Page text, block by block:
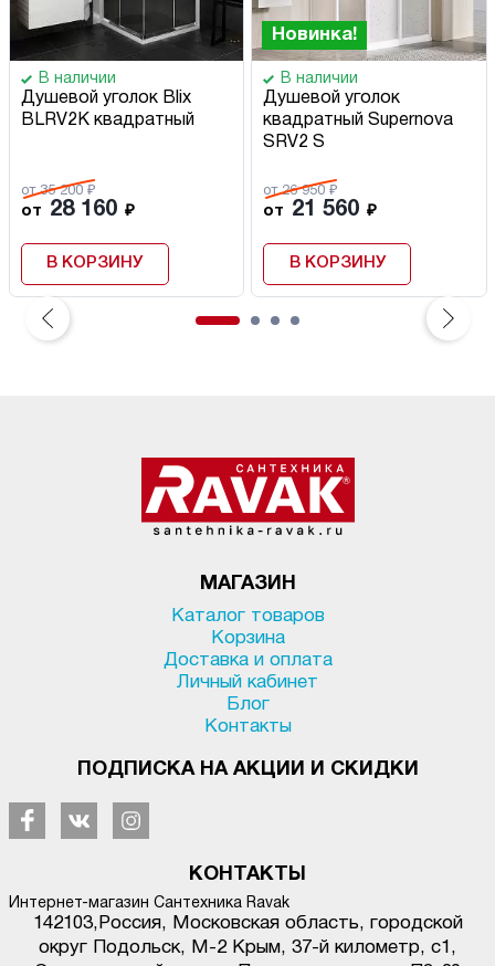
В наличии
Душевой уголок Blix
BLRV2K квадратный
от 35 200 ₽
от 28 160 ₽
В КОРЗИНУ
Новинка!
В наличии
Душевой уголок
квадратный Supernova
SRV2 S
от 26 950 ₽
от 21 560 ₽
В КОРЗИНУ
МАГАЗИН
Каталог товаров
Корзина
Доставка и оплата
Личный кабинет
Блог
Контакты
ПОДПИСКА НА АКЦИИ И СКИДКИ
КОНТАКТЫ
Интернет-магазин Сантехника Ravak
142103, Россия, Московская область, городской
округ Подольск, М-2 Крым, 37-й километр, с1 ,